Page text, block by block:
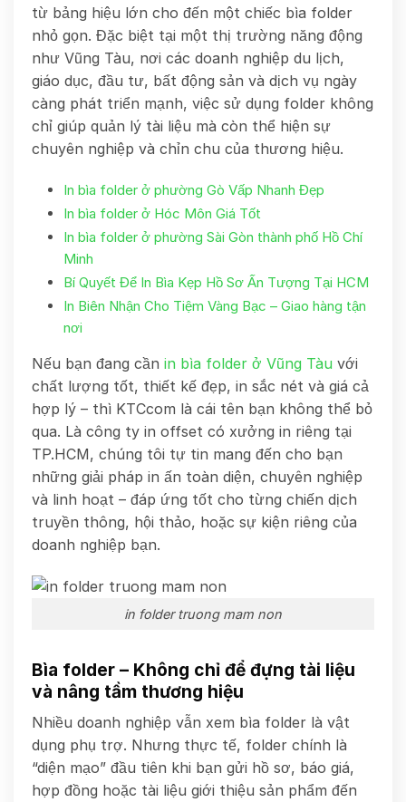
từ bảng hiệu lớn cho đến một chiếc bìa folder
nhỏ gọn. Đặc biệt tại một thị trường năng động
như Vũng Tàu, nơi các doanh nghiệp du lịch,
giáo dục, đầu tư, bất động sản và dịch vụ ngày
càng phát triển mạnh, việc sử dụng folder không
chỉ giúp quản lý tài liệu mà còn thể hiện sự
chuyên nghiệp và chỉn chu của thương hiệu.
In bìa folder ở phường Gò Vấp Nhanh Đẹp
In bìa folder ở Hóc Môn Giá Tốt
In bìa folder ở phường Sài Gòn thành phố Hồ Chí
Minh
Bí Quyết Để In Bìa Kẹp Hồ Sơ Ấn Tượng Tại HCM
In Biên Nhận Cho Tiệm Vàng Bạc – Giao hàng tận
nơi
Nếu bạn đang cần in bìa folder ở Vũng Tàu với
chất lượng tốt, thiết kế đẹp, in sắc nét và giá cả
hợp lý – thì KTCcom là cái tên bạn không thể bỏ
qua. Là công ty in offset có xưởng in riêng tại
TP.HCM, chúng tôi tự tin mang đến cho bạn
những giải pháp in ấn toàn diện, chuyên nghiệp
và linh hoạt – đáp ứng tốt cho từng chiến dịch
truyền thông, hội thảo, hoặc sự kiện riêng của
doanh nghiệp bạn.
in folder truong mam non
Bìa folder – Không chỉ để đựng tài liệu
và nâng tầm thương hiệu
Nhiều doanh nghiệp vẫn xem bìa folder là vật
dụng phụ trợ. Nhưng thực tế, folder chính là
“diện mạo” đầu tiên khi bạn gửi hồ sơ, báo giá,
hợp đồng hoặc tài liệu giới thiệu sản phẩm đến